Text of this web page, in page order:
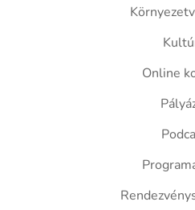
Online